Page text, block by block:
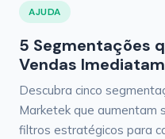
AJUDA
5 Segmentações
Vendas
Descubra cinco
Marketek que aumentam
filtros estratégicos para